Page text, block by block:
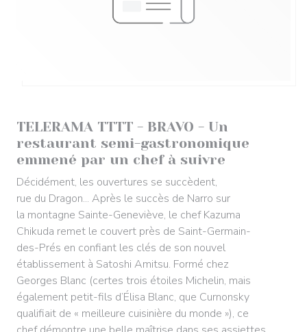
TELERAMA TTTT - BRAVO - Un
restaurant semi-gastronomique
emmené par un chef à suivre
Décidément, les ouvertures se succèdent,
rue du Dragon... Après le succès de Narro sur
la montagne Sainte-Geneviève, le chef Kazuma
Chikuda remet le couvert près de Saint-Germain-
des-Prés en confiant les clés de son nouvel
établissement à Satoshi Amitsu. Formé chez
Georges Blanc (certes trois étoiles Michelin, mais
également petit-fils d’Élisa Blanc, que Curnonsky
qualifiait de « meilleure cuisinière du monde »), ce